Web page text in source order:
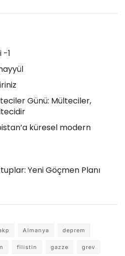
-1
Günü: Mülteciler,
küresel modern
Yeni Göçmen Planı
Almanya deprem
filistin gazze grev